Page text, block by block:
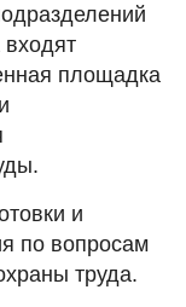
входят
площадка
и
по вопросам
труда.